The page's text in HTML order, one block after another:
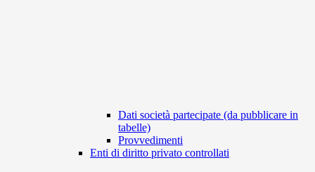
Dati società partecipate (da pubblicare in
tabelle)
Provvedimenti
Enti di diritto privato controllati